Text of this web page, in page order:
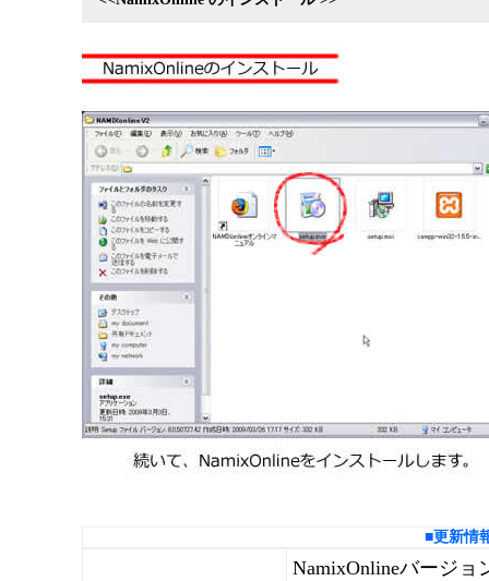
■更新情
NamixOnlineバージョ